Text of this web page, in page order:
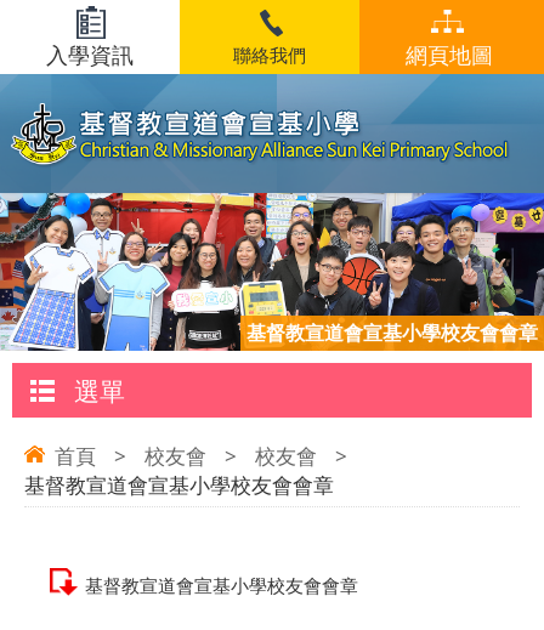
入學資訊 聯絡我們 網頁地圖
基督教宣道會宣基小學校友會會章
選單
首頁 > 校友會 > 校友會
>
基督教宣道會宣基小學校友會會章
基督教宣道會宣基小學校友會會章